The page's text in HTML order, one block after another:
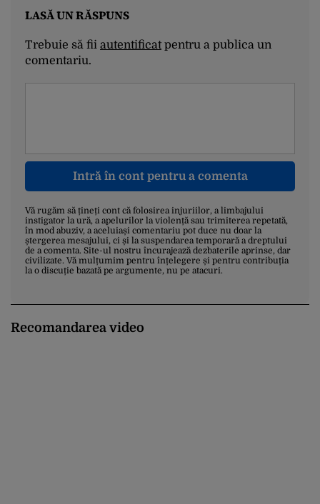
LASĂ UN RĂSPUNS
Trebuie să fii autentificatpentru a publica un
comentariu.
Intră în cont pentru a comenta
Vă rugăm să țineți cont că folosirea injuriilor, a limbajului
instigator la ură, a apelurilor la violență sau trimiterea repetată,
în mod abuziv, a aceluiași comentariu pot duce nu doar la
ștergerea mesajului, ci și la suspendarea temporară a dreptului
de a comenta. Site-ul nostru încurajează dezbaterile aprinse, dar
civilizate. Vă mulțumim pentru înțelegere și pentru contribuția
la o discuție bazată pe argumente, nu pe atacuri.
Recomandarea video